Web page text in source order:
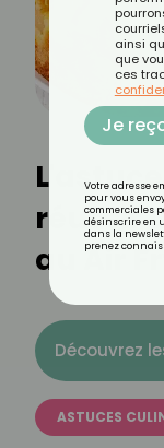
réussir
au Air
Découvrez
ASTUCES
ainsi
que
ces
Je
Votre adresse
pour vous
commerciales
désinscrire en
dans la
prenez